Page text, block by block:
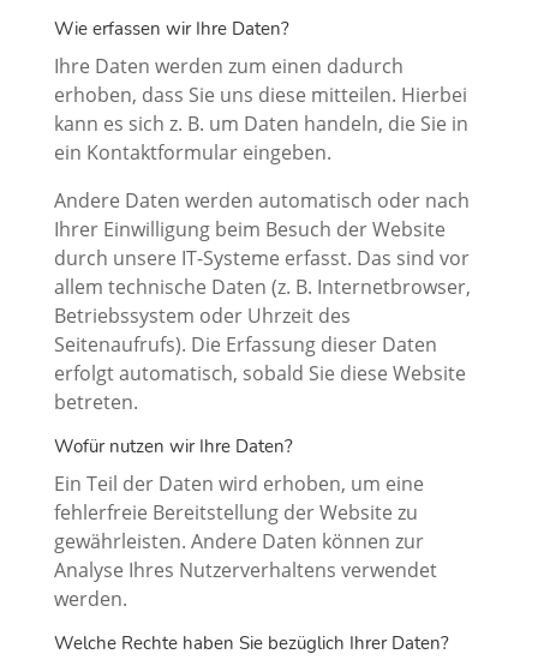
Wie erfassen wir Ihre Daten?
Ihre Daten werden zum einen dadurch
erhoben, dass Sie uns diese mitteilen. Hierbei
kann es sich z. B. um Daten handeln, die Sie in
ein Kontaktformular eingeben.
Andere Daten werden automatisch oder nach
Ihrer Einwilligung beim Besuch der Website
durch unsere IT-Systeme erfasst. Das sind vor
allem technische Daten (z. B. Internetbrowser,
Betriebssystem oder Uhrzeit des
Seitenaufrufs). Die Erfassung dieser Daten
erfolgt automatisch, sobald Sie diese Website
betreten.
Wofür nutzen wir Ihre Daten?
Ein Teil der Daten wird erhoben, um eine
fehlerfreie Bereitstellung der Website zu
gewährleisten. Andere Daten können zur
Analyse Ihres Nutzerverhaltens verwendet
werden.
Welche Rechte haben Sie bezüglich Ihrer Daten?